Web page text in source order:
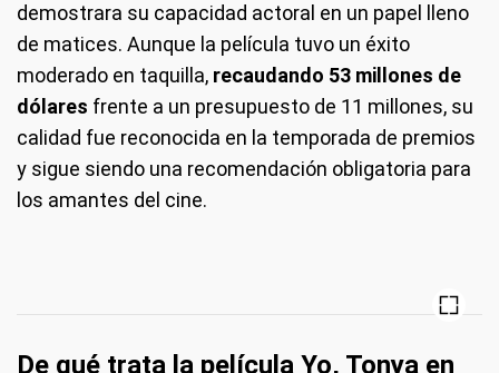
demostrara su capacidad actoral en un papel lleno
de matices. Aunque la película tuvo un éxito
moderado en taquilla, recaudando 53 millones de
dólares frente a un presupuesto de 11 millones, su
calidad fue reconocida en la temporada de premios
y sigue siendo una recomendación obligatoria para
los amantes del cine.
De qué trata la película Yo, Tonya en